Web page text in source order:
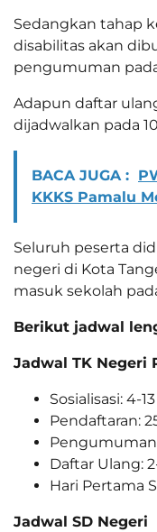
Sedangkan tahap
disabilitas akan
pengumuman
Adapun daftar
dijadwalkan pada
BACA JUGA :
KKKS Pamalu
Seluruh peserta
negeri di Kota
masuk sekolah
Berikut jadwal
Jadwal TK Negeri
Sosialisasi: 4-
Pendaftaran:
Daftar Ulang:
Hari Pertama
Jadwal SD Negeri